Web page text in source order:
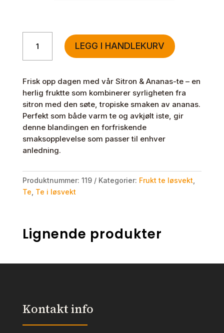
Ananas
te
antall
LEGG I HANDLEKURV
Frisk opp dagen med vår Sitron & Ananas-te – en
herlig fruktte som kombinerer syrligheten fra
sitron med den søte, tropiske smaken av ananas.
Perfekt som både varm te og avkjølt iste, gir
denne blandingen en forfriskende
smaksopplevelse som passer til enhver
anledning.
Produktnummer: 119 Kategorier: Frukt te løsvekt
Te Te i løsvekt
Lignende produkter
Kontakt info